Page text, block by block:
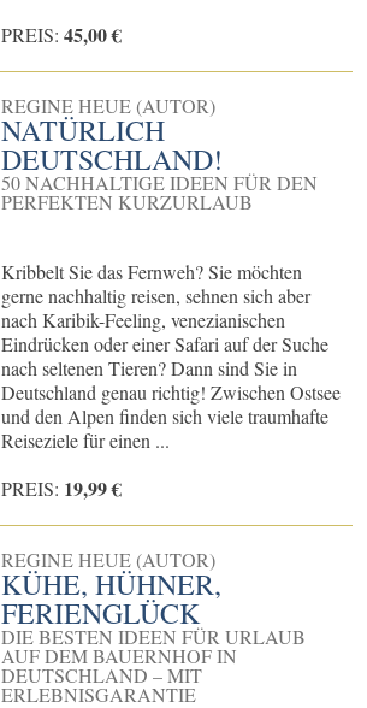
PREIS: 45,00 €
REGINE HEUE (AUTOR)
NATÜRLICH
DEUTSCHLAND!
50 NACHHALTIGE IDEEN FÜR DEN
PERFEKTEN KURZURLAUB
Kribbelt Sie das Fernweh? Sie möchten
gerne nachhaltig reisen, sehnen sich aber
nach Karibik-Feeling, venezianischen
Eindrücken oder einer Safari auf der Suche
nach seltenen Tieren? Dann sind Sie in
Deutschland genau richtig! Zwischen Ostsee
und den Alpen finden sich viele traumhafte
Reiseziele für einen ...
PREIS: 19,99 €
REGINE HEUE (AUTOR)
KÜHE, HÜHNER,
FERIENGLÜCK
DIE BESTEN IDEEN FÜR URLAUB
AUF DEM BAUERNHOF IN
DEUTSCHLAND – MIT
ERLEBNISGARANTIE